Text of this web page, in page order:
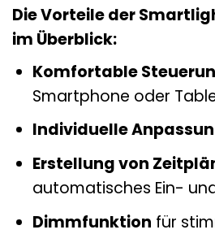
Die Vorteile der
im Überblick:
Komfortable
Smartphone oder
Individuelle
Erstellung von
automatisches Ein-
Dimmfunktion für